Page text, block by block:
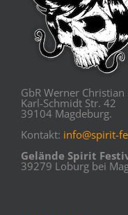
GbR Werner Christian
Karl-Schmidt Str. 42
39104 Magdeburg.
Kontakt: info@spirit-
Gelände Spirit
39279 Loburg bei